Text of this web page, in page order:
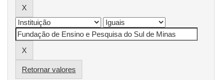
Retornar valores